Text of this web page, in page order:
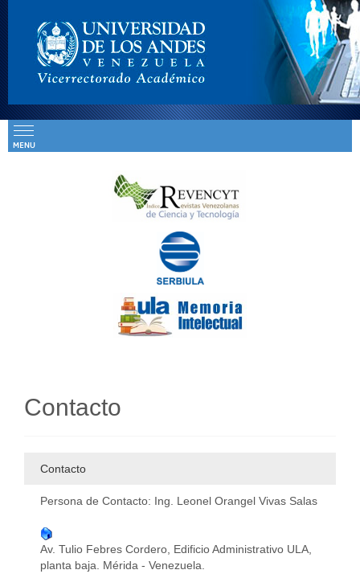
Contacto
Contacto
Persona de Contacto: Ing. Leonel Orangel Vivas Salas
Av. Tulio Febres Cordero, Edificio Administrativo ULA,
planta baja. Mérida - Venezuela.